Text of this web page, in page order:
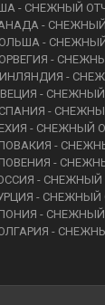
- СНЕЖНЫЙ
-
-
-
-
- СНЕЖНЫЙ
-
- СНЕЖНЫЙ
-
-
- СНЕЖНЫЙ
- СНЕЖНЫЙ
- СНЕЖНЫЙ
-